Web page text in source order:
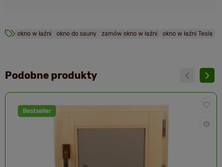
okno w łaźni okno do sauny zamów okno w łaźni okno w łaźni Tesla
Podobne produkty
Bestseller